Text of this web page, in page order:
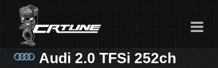
Audi 2.0 TFSi 252ch